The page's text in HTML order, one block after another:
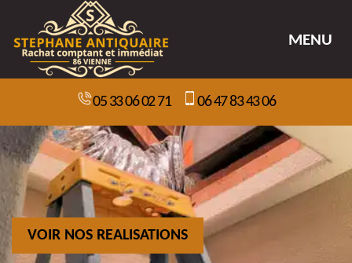
MENU
05 33 06 02 71 06 47 83 43 06
VOIR NOS REALISATIONS